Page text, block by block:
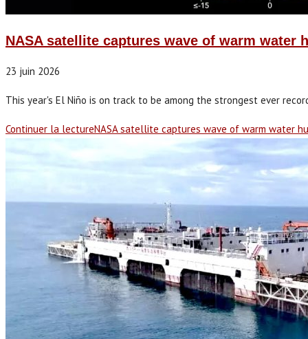
NASA satellite captures wave of warm
23 juin 2026
This year's El Niño is on track to be among the strongest ever
Continuer la lectureNASA satellite captures wave of warm water